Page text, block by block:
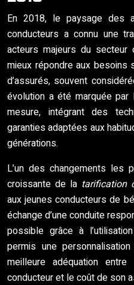
En 2018, le paysage des
conducteurs a connu une
acteurs majeurs du
mieux répondre aux
d’assurés, souvent
évolution a été marquée par
mesure, intégrant des
garanties adaptées aux
générations.
L’un des changements les
croissante de la tarification
aux jeunes conducteurs de
échange d’une conduite
possible grâce à
permis une
meilleure adéquation
conducteur et le coût de son